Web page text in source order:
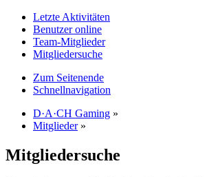
Letzte Aktivitäten
Benutzer online
Team-Mitglieder
Mitgliedersuche
Zum Seitenende
Schnellnavigation
D·A·CH Gaming »
Mitglieder »
Mitgliedersuche